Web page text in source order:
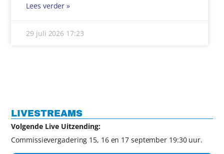
Lees verder »
29 juli 2026 17:23
LIVESTREAMS
Volgende Live Uitzending:
Commissievergadering 15, 16 en 17 september 19:30 uur.